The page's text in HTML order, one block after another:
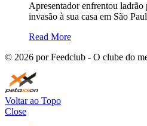
Apresentador enfrentou
invasão à sua casa em São
Read More
© 2026 por Feedclub - O clube do
Voltar ao Topo
Close